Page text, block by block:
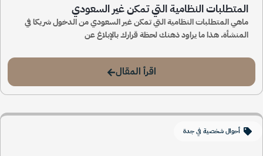
المتطلبات النظامية التي تمكن غير السعودي
ماهي المتطلبات النظامية التي تمكن غير السعودي من الدخول شريكا في
المنشأة. هذا ما يراود ذهنك لحظة قرارك بالإبلاغ عن
اقرأ المقال
أحوال شخصية في جدة